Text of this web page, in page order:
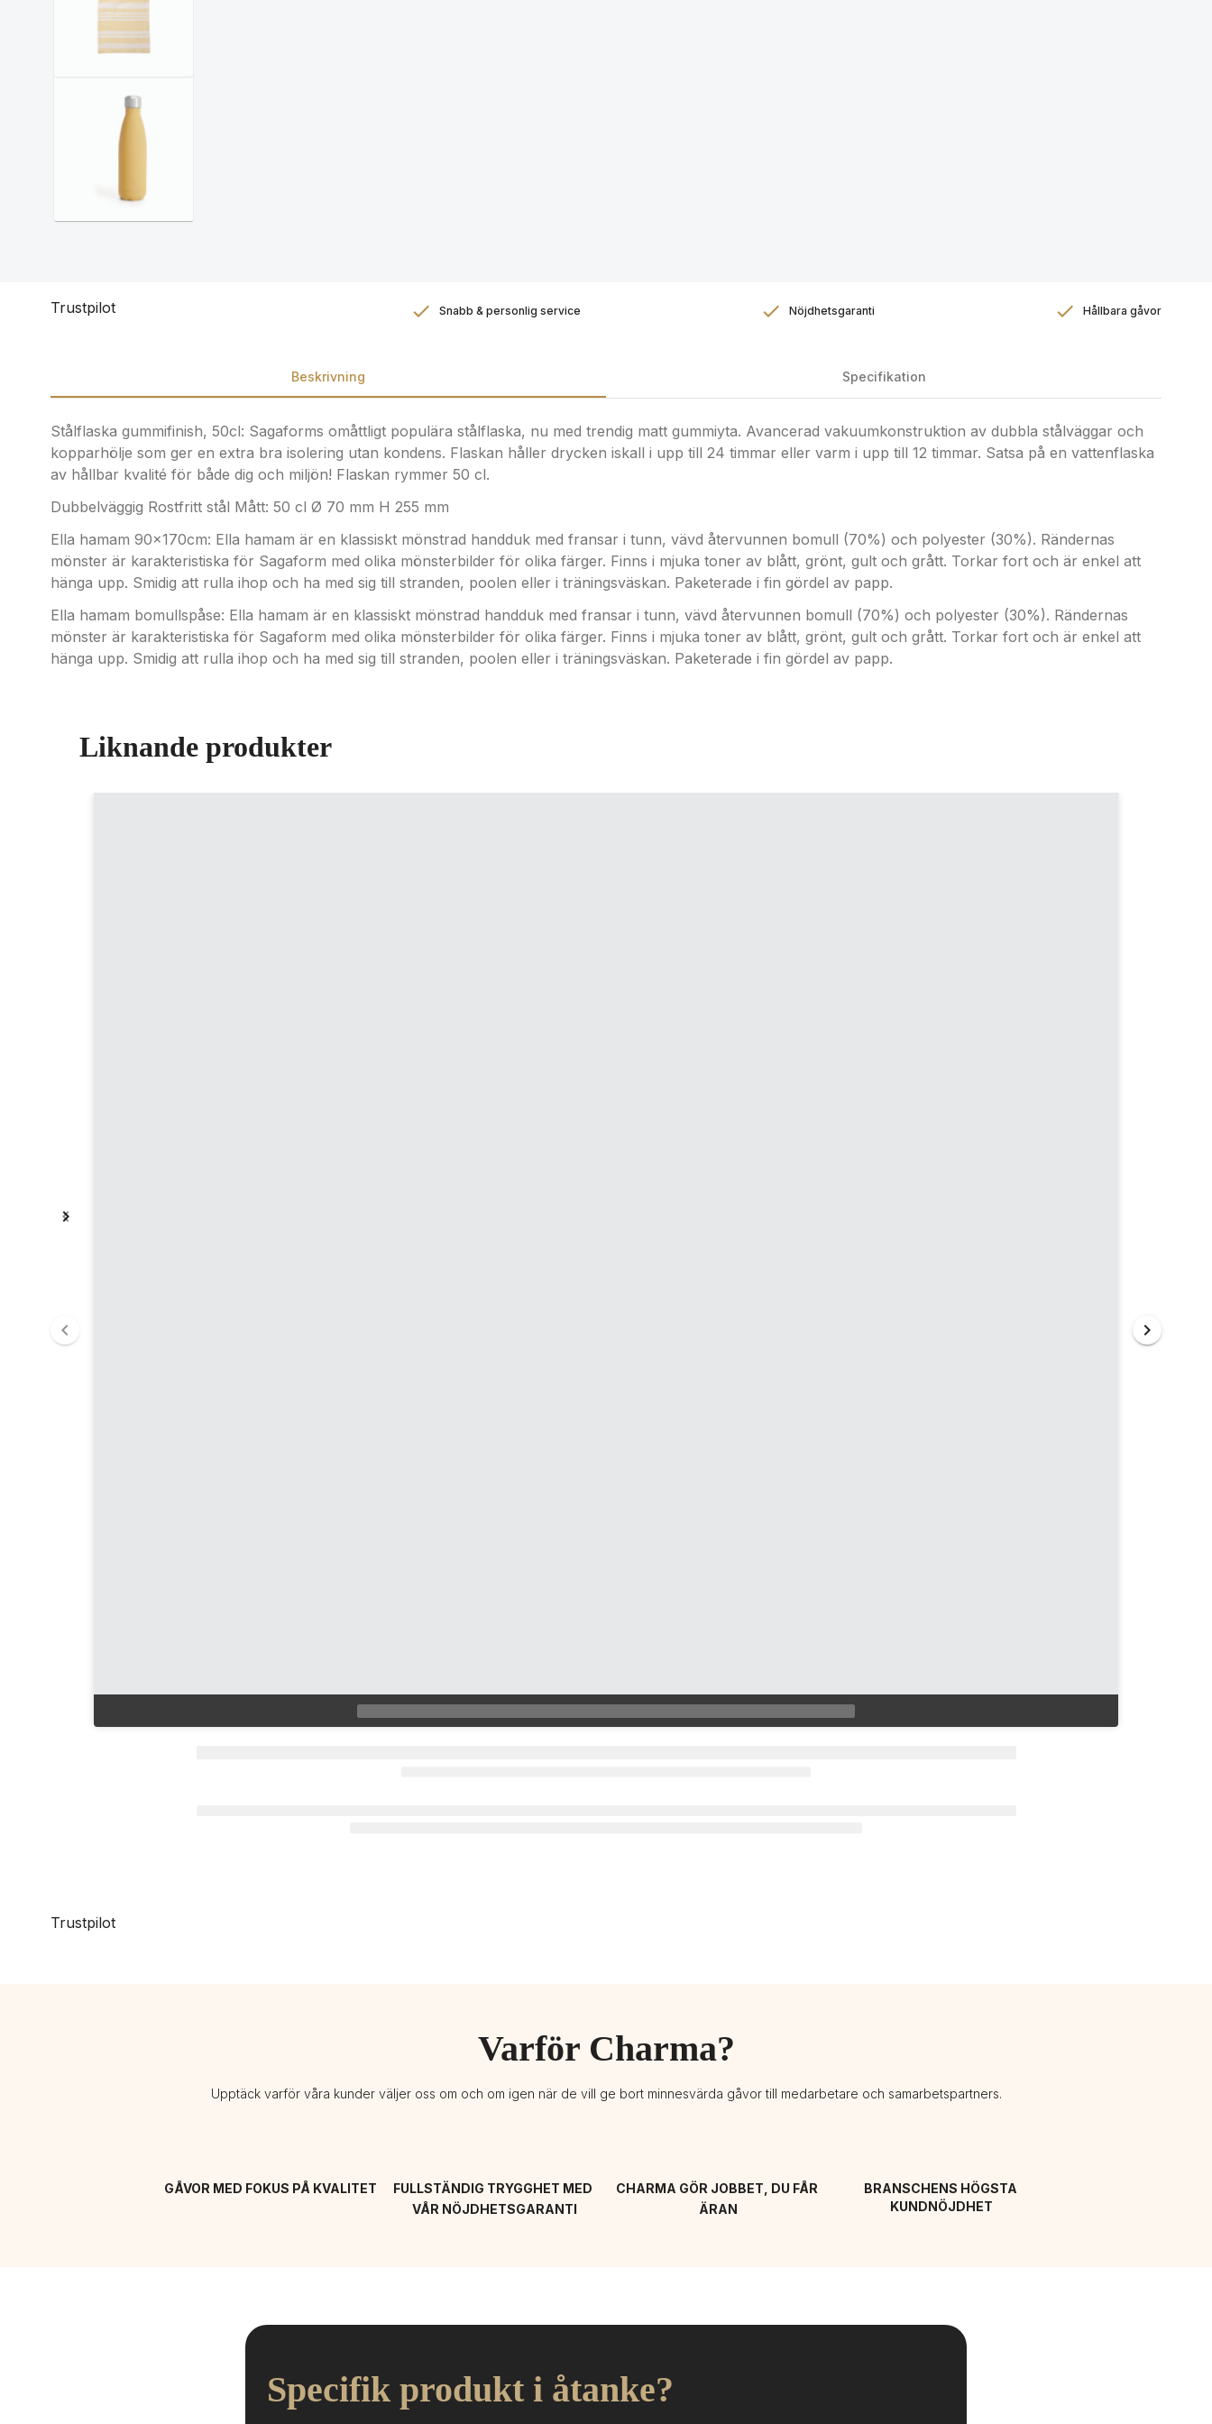
Trustpilot Snabb & personlig service Nöjdhetsgaranti Hållbara gåvor
Beskrivning Specifikation
Stålflaska gummifinish, 50cl: Sagaforms omåttligt populära stålflaska, nu med trendig matt gummiyta. Avancerad vakuumkonstruktion av dubbla stålväggar och
kopparhölje som ger en extra bra isolering utan kondens. Flaskan håller drycken iskall i upp till 24 timmar eller varm i upp till 12 timmar. Satsa på en vattenflaska
av hållbar kvalité för både dig och miljön! Flaskan rymmer 50 cl.
Dubbelväggig Rostfritt stål Mått: 50 cl Ø 70 mm H 255 mm
Ella hamam 90x170cm: Ella hamam är en klassiskt mönstrad handduk med fransar i tunn, vävd återvunnen bomull (70%) och polyester (30%). Rändernas
mönster är karakteristiska för Sagaform med olika mönsterbilder för olika färger. Finns i mjuka toner av blått, grönt, gult och grått. Torkar fort och är enkel att
hänga upp. Smidig att rulla ihop och ha med sig till stranden, poolen eller i träningsväskan. Paketerade i fin gördel av papp.
Ella hamam bomullspåse: Ella hamam är en klassiskt mönstrad handduk med fransar i tunn, vävd återvunnen bomull (70%) och polyester (30%). Rändernas
mönster är karakteristiska för Sagaform med olika mönsterbilder för olika färger. Finns i mjuka toner av blått, grönt, gult och grått. Torkar fort och är enkel att
hänga upp. Smidig att rulla ihop och ha med sig till stranden, poolen eller i träningsväskan. Paketerade i fin gördel av papp.
Liknande produkter
Trustpilot
Varför Charma?
Upptäck varför våra kunder väljer oss om och om igen när de vill ge bort minnesvärda gåvor till medarbetare och samarbetspartners.
GÅVOR MED FOKUS PÅ KVALITET
FULLSTÄNDIG TRYGGHET MED
VÅR NÖJDHETSGARANTI
CHARMA GÖR JOBBET, DU FÅR
ÄRAN
BRANSCHENS HÖGSTA
KUNDNÖJDHET
Specifik produkt i åtanke?